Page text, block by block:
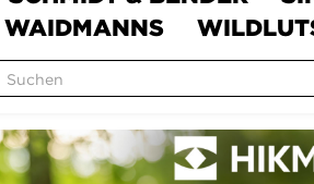
WAIDMANNS